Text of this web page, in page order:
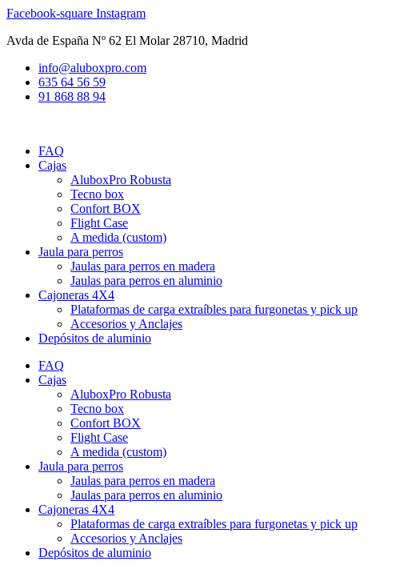
Ir
contenido
Facebook-square Instagram
Avda de España Nº 62 El Molar 28710, Madrid
info@aluboxpro.com
635 64 56 59
91 868 88 94
FAQ
Cajas
AluboxPro Robusta
Tecno box
Confort BOX
Flight Case
A medida (custom)
Jaula para perros
Jaulas para perros en madera
Jaulas para perros en aluminio
Cajoneras 4X4
Plataformas de carga extraíbles para furgonetas y pick up
Accesorios y Anclajes
Depósitos de aluminio
FAQ
Cajas
AluboxPro Robusta
Tecno box
Confort BOX
Flight Case
A medida (custom)
Jaula para perros
Jaulas para perros en madera
Jaulas para perros en aluminio
Cajoneras 4X4
Plataformas de carga extraíbles para furgonetas y pick up
Accesorios y Anclajes
Depósitos de aluminio